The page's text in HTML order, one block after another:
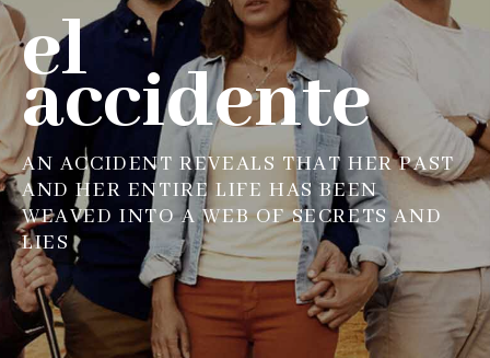
el
accidente
AN ACCIDENT REVEALS THAT HER PAST
AND HER ENTIRE LIFE HAS BEEN
WEAVED INTO A WEB OF SECRETS AND
LIES